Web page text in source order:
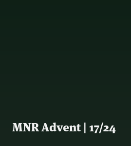
MNR Advent | 17/24